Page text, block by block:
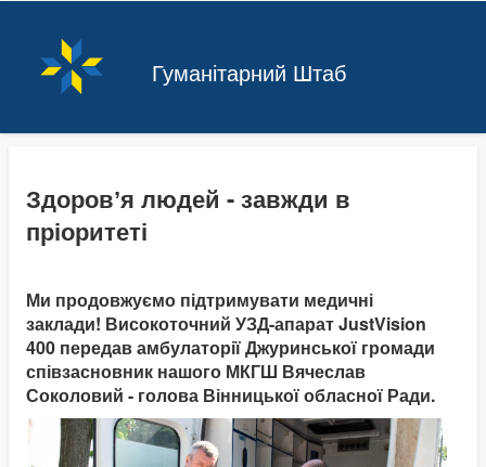
Гуманітарний Штаб
Здоровʼя людей - завжди в
пріоритеті
Ми продовжуємо підтримувати медичні
заклади! Високоточний УЗД-апарат JustVision
400 передав амбулаторії Джуринської громади
співзасновник нашого МКГШ Вячеслав
Соколовий - голова Вінницької обласної Ради.